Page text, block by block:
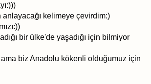
anlayacağı kelimeye çevirdim:)
bir ülke'de yaşadığı için bilmiyor
biz Anadolu kökenli olduğumuz için